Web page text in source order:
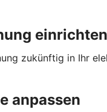
einrichten
zukünftig in Ihr
anpassen